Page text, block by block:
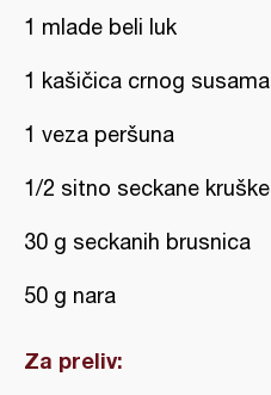
1 mlade beli luk
1 kašičica crnog susama
1 veza peršuna
1/2 sitno seckane kruške
30 g seckanih brusnica
50 g nara
Za preliv: